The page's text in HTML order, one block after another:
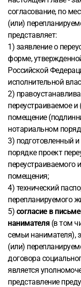
согласование, по
(или)
представляет:
1) заявление о
форме,
Российской
исполнительной
2)
переустраиваемое
помещение
нотариальном
3) подготовленный
порядке проект
переустраиваемого
помещения;
4) технический
перепланируемого
5) согласие в
нанимателя (в том
семьи нанимателя),
(или)
договора
является
представление